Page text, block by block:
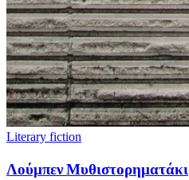
Literary fiction
Λούμπεν Μυθιστορηματάκι